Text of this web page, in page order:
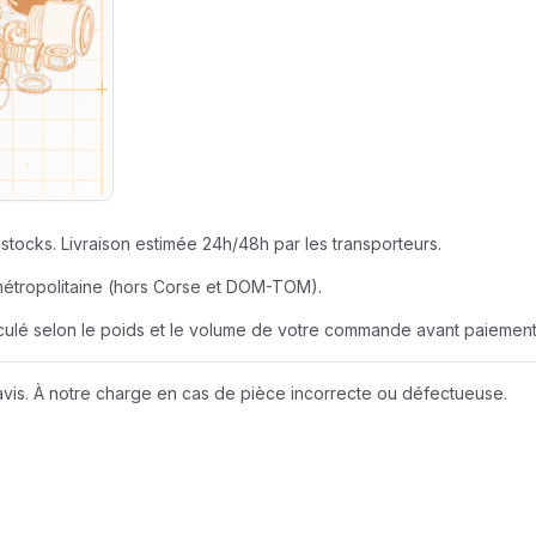
Livraison estimée 24h/48h par les transporteurs.
(hors Corse et DOM-TOM).
selon le poids et le volume de votre commande avant
À notre charge en cas de pièce incorrecte ou défectueuse.